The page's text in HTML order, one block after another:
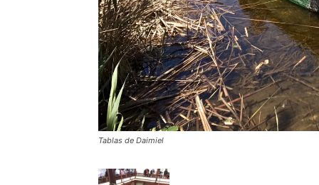
Tablas de Daimiel